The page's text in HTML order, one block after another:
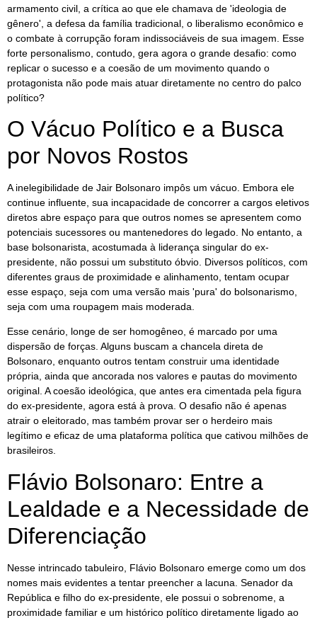
armamento civil, a crítica ao que ele chamava de 'ideologia de
gênero', a defesa da família tradicional, o liberalismo econômico e
o combate à corrupção foram indissociáveis de sua imagem. Esse
forte personalismo, contudo, gera agora o grande desafio: como
replicar o sucesso e a coesão de um movimento quando o
protagonista não pode mais atuar diretamente no centro do palco
político?
O Vácuo Político e a Busca
por Novos Rostos
A inelegibilidade de Jair Bolsonaro impôs um vácuo. Embora ele
continue influente, sua incapacidade de concorrer a cargos eletivos
diretos abre espaço para que outros nomes se apresentem como
potenciais sucessores ou mantenedores do legado. No entanto, a
base bolsonarista, acostumada à liderança singular do ex-
presidente, não possui um substituto óbvio. Diversos políticos, com
diferentes graus de proximidade e alinhamento, tentam ocupar
esse espaço, seja com uma versão mais 'pura' do bolsonarismo,
seja com uma roupagem mais moderada.
Esse cenário, longe de ser homogêneo, é marcado por uma
dispersão de forças. Alguns buscam a chancela direta de
Bolsonaro, enquanto outros tentam construir uma identidade
própria, ainda que ancorada nos valores e pautas do movimento
original. A coesão ideológica, que antes era cimentada pela figura
do ex-presidente, agora está à prova. O desafio não é apenas
atrair o eleitorado, mas também provar ser o herdeiro mais
legítimo e eficaz de uma plataforma política que cativou milhões de
brasileiros.
Flávio Bolsonaro: Entre a
Lealdade e a Necessidade de
Diferenciação
Nesse intrincado tabuleiro, Flávio Bolsonaro emerge como um dos
nomes mais evidentes a tentar preencher a lacuna. Senador da
República e filho do ex-presidente, ele possui o sobrenome, a
proximidade familiar e um histórico político diretamente ligado ao